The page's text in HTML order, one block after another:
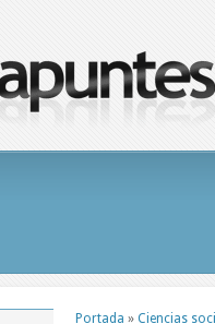
Portada » Ciencias